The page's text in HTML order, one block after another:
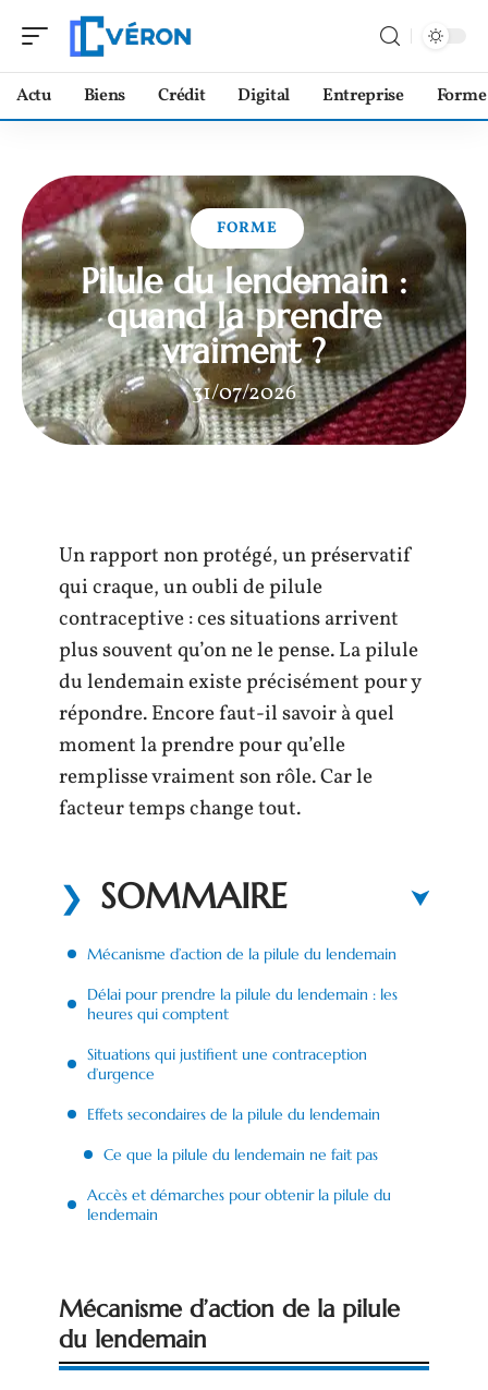
Actu Biens Crédit Digital Entreprise Forme
FORME
Pilule du lendemain :
quand la prendre
vraiment ?
31/07/2026
Un rapport non protégé, un préservatif
qui craque, un oubli de pilule
contraceptive : ces situations arrivent
plus souvent qu’on ne le pense. La pilule
du lendemain existe précisément pour y
répondre. Encore faut-il savoir à quel
moment la prendre pour qu’elle
remplisse vraiment son rôle. Car le
facteur temps change tout.
SOMMAIRE
Mécanisme d’action de la pilule du lendemain
Délai pour prendre la pilule du lendemain : les
heures qui comptent
Situations qui justifient une contraception
d’urgence
Effets secondaires de la pilule du lendemain
Ce que la pilule du lendemain ne fait pas
Accès et démarches pour obtenir la pilule du
lendemain
Mécanisme d’action de la pilule
du lendemain